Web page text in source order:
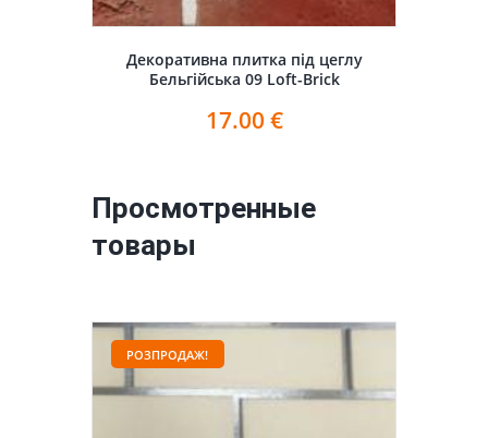
Декоративна плитка під цеглу
Бельгійська 09 Loft-Brick
17.00 €
Просмотренные
товары
РОЗПРОДАЖ!